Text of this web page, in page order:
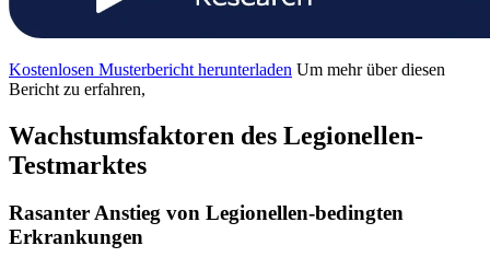
Kostenlosen Musterbericht herunterladen Um mehr über diesen
Bericht zu erfahren,
Wachstumsfaktoren des Legionellen-
Testmarktes
Rasanter Anstieg von Legionellen-bedingten
Erkrankungen